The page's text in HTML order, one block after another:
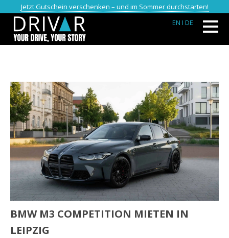
Jetzt Gutschein verschenken – und im Sommer durchstarten!
EN I DE
BMW M3 COMPETITION MIETEN IN
LEIPZIG